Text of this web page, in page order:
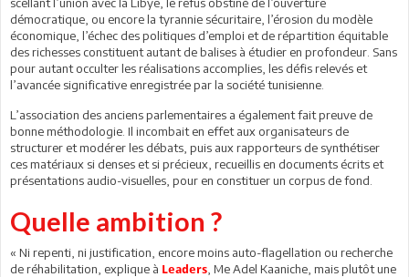
démocratique, ou encore la tyrannie sécuritaire, l’érosion du modèle
économique, l’échec des politiques d’emploi et de répartition équitable
des richesses constituent autant de balises à étudier en profondeur. Sans
pour autant occulter les réalisations accomplies, les défis relevés et
l’avancée significative enregistrée par la société tunisienne.
L’association des anciens parlementaires a également fait preuve de
bonne méthodologie. Il incombait en effet aux organisateurs de
structurer et modérer les débats, puis aux rapporteurs de synthétiser
ces matériaux si denses et si précieux, recueillis en documents écrits et
présentations audio-visuelles, pour en constituer un corpus de fond.
Quelle ambition ?
« Ni repenti, ni justification, encore moins auto-flagellation ou recherche
de réhabilitation, explique à Leaders , Me Adel Kaaniche, mais plutôt une